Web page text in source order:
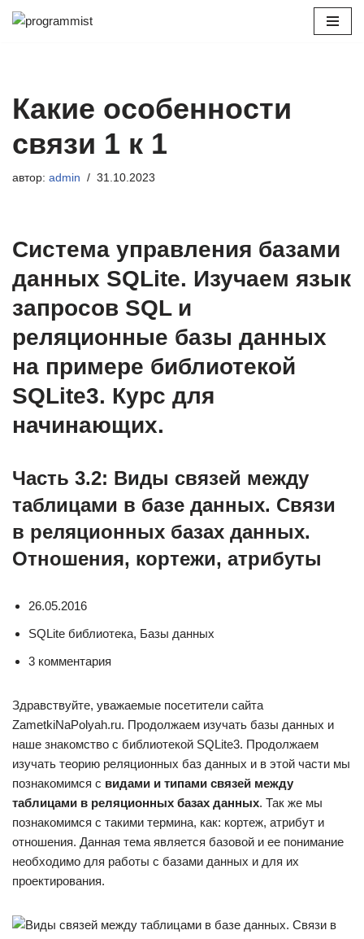
Какие особенности
связи 1 к 1
автор: admin 31.10.2023
Система управления базами
данных SQLite. Изучаем язык
запросов SQL и
реляционные базы данных
на примере библиотекой
SQLite3. Курс для
начинающих.
Часть 3.2: Виды связей между
таблицами в базе данных. Связи
в реляционных базах данных.
Отношения, кортежи, атрибуты
26.05.2016
SQLite библиотека, Базы данных
3 комментария
Здравствуйте, уважаемые посетители сайта
ZametkiNaPolyah.ru. Продолжаем изучать базы данных и
наше знакомство с библиотекой SQLite3. Продолжаем
изучать теорию реляционных баз данных и в этой части мы
познакомимся с видами и типами связей между
таблицами в реляционных базах данных. Так же мы
познакомимся с такими термина, как: кортеж, атрибут и
отношения. Данная тема является базовой и ее понимание
необходимо для работы с базами данных и для их
проектирования.